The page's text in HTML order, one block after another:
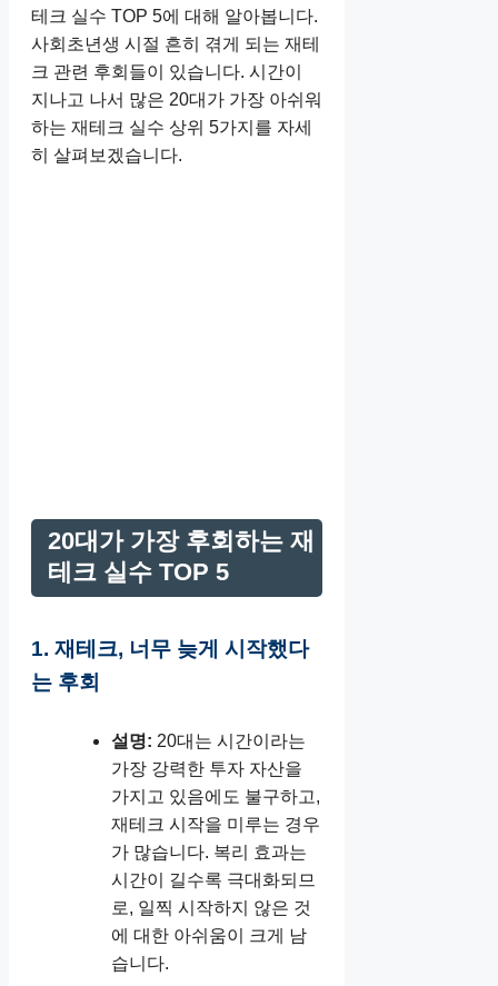
테크 실수 TOP 5에 대해 알아봅니다.
사회초년생 시절 흔히 겪게 되는 재테
크 관련 후회들이 있습니다. 시간이
지나고 나서 많은 20대가 가장 아쉬워
하는 재테크 실수 상위 5가지를 자세
히 살펴보겠습니다.
20대가 가장 후회하는 재
테크 실수 TOP 5
1. 재테크, 너무 늦게 시작했다
는 후회
설명: 20대는 시간이라는
가장 강력한 투자 자산을
가지고 있음에도 불구하고,
재테크 시작을 미루는 경우
가 많습니다. 복리 효과는
시간이 길수록 극대화되므
로, 일찍 시작하지 않은 것
에 대한 아쉬움이 크게 남
습니다.